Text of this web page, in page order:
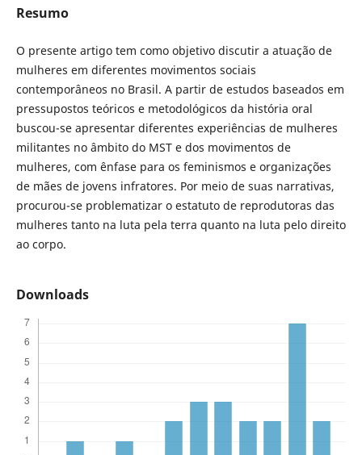
Resumo
O presente artigo tem como objetivo discutir a atuação de
mulheres em diferentes movimentos sociais
contemporâneos no Brasil. A partir de estudos baseados em
pressupostos teóricos e metodológicos da história oral
buscou-se apresentar diferentes experiências de mulheres
militantes no âmbito do MST e dos movimentos de
mulheres, com ênfase para os feminismos e organizações
de mães de jovens infratores. Por meio de suas narrativas,
procurou-se problematizar o estatuto de reprodutoras das
mulheres tanto na luta pela terra quanto na luta pelo direito
ao corpo.
Downloads